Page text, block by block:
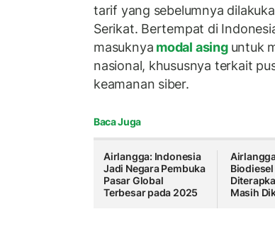
tarif yang sebelumnya
Serikat. Bertempat di
masuknya modal asing untuk
nasional, khususnya terkait
keamanan siber.
Baca Juga
Airlangga: Indonesia
Jadi Negara Pembuka
Pasar Global
Terbesar pada 2025
Biodiesel
Masih